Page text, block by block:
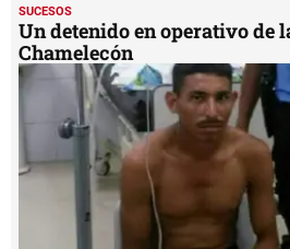
SUCESOS
Un detenido en operativo de
Chamelecón